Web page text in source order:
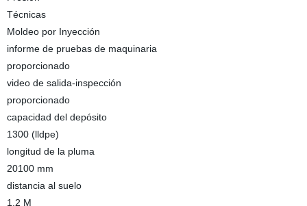
Técnicas
Moldeo por Inyección
informe de pruebas de maquinaria
proporcionado
video de salida-inspección
proporcionado
capacidad del depósito
1300 (lldpe)
longitud de la pluma
20100 mm
distancia al suelo
1.2 M